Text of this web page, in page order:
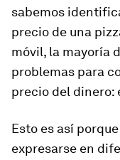
sabemos
precio de una
móvil, la mayoría
problemas para
precio del dinero:
Esto es así
expresarse en